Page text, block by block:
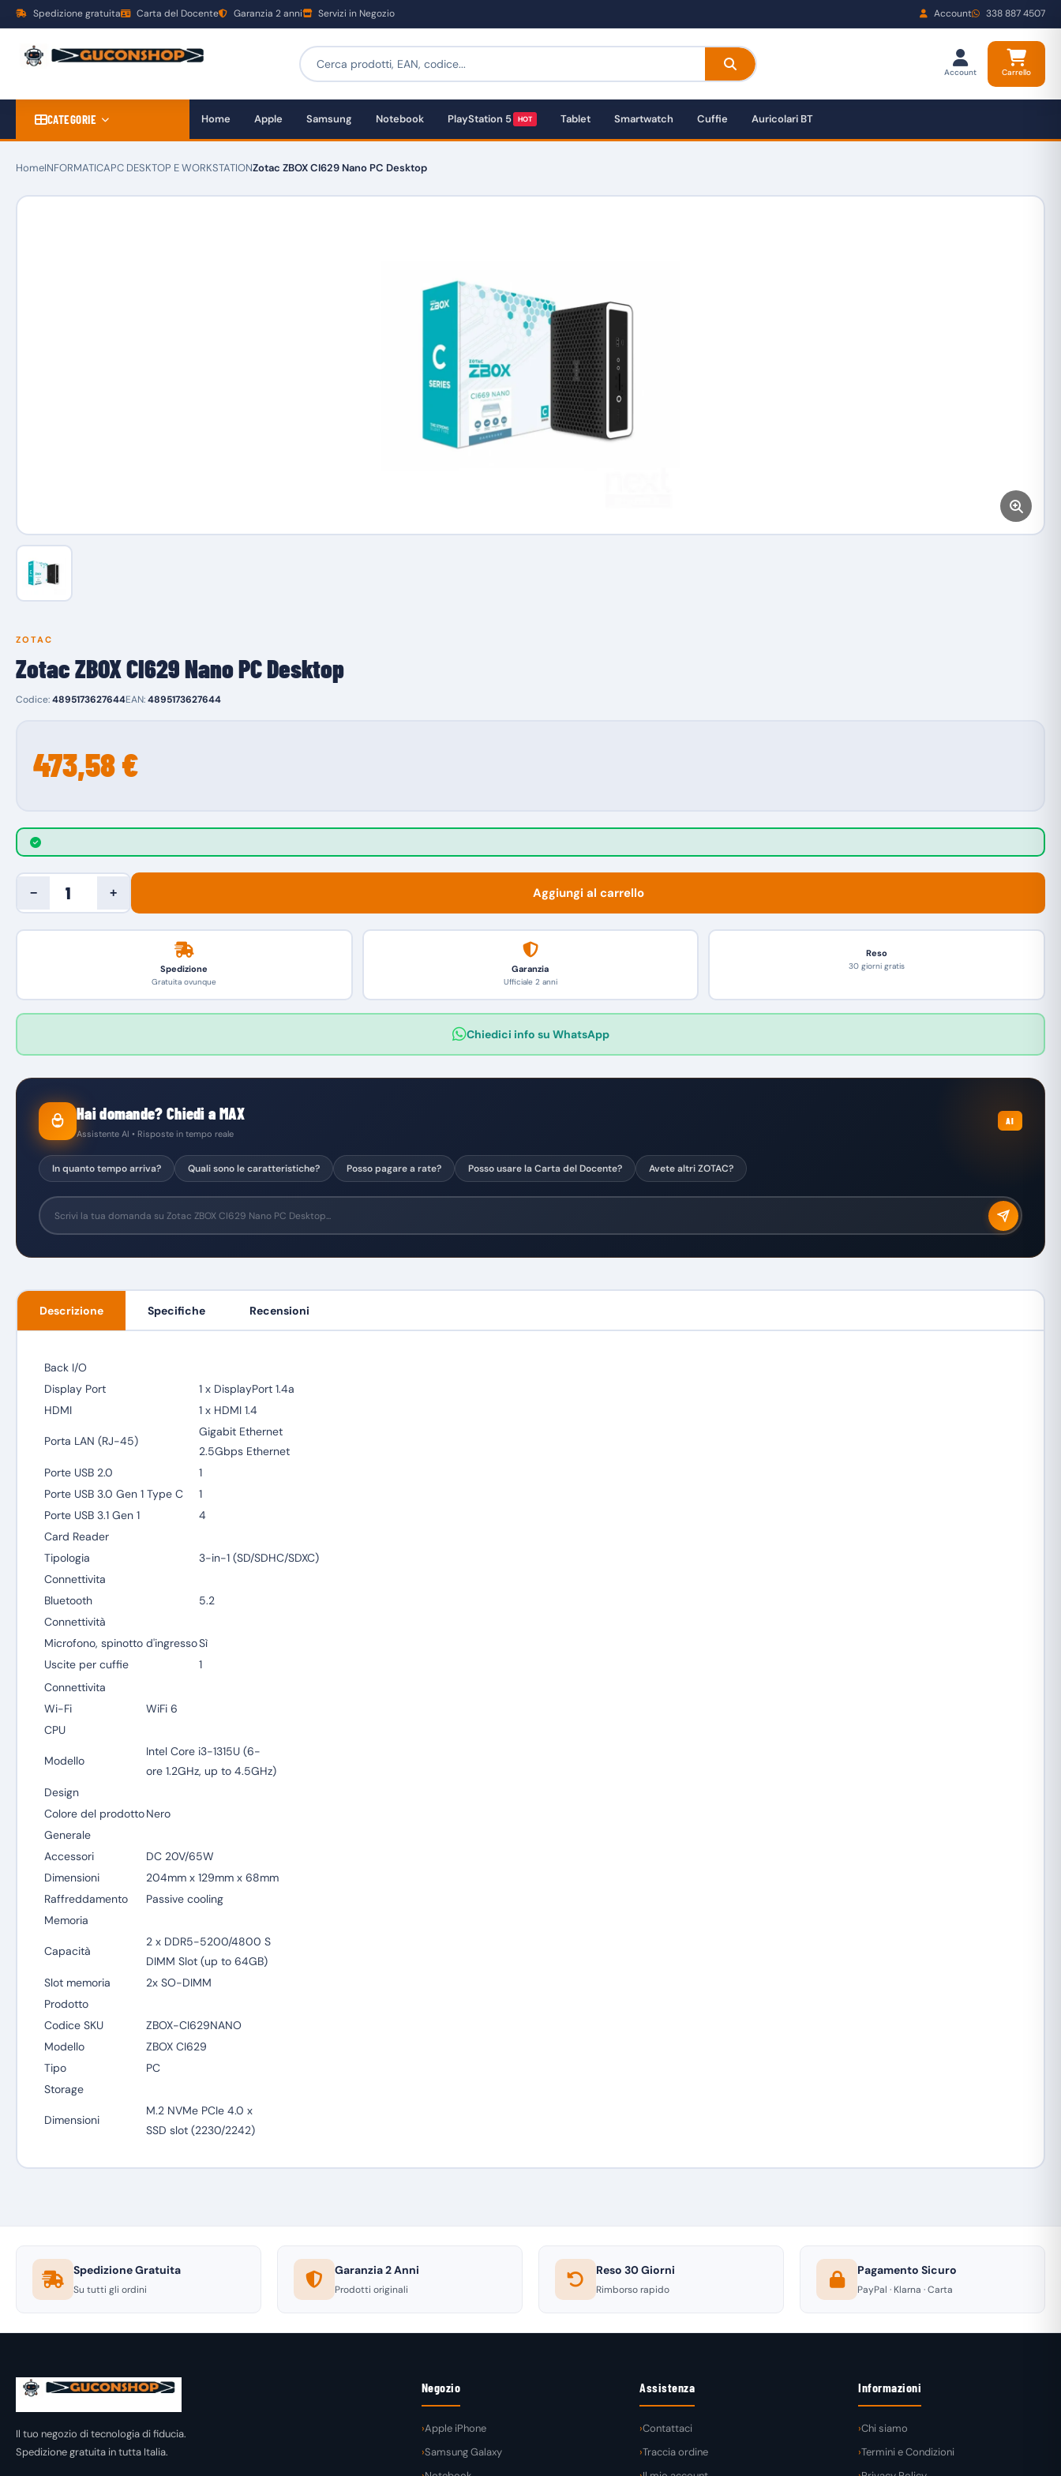
Spedizione gratuita Carta del Docente Garanzia 2 anni Servizi in Negozio Account 338 887 4507
Account Carrello
CATEGORIE Home Apple Samsung Notebook PlayStation 5 HOT Tablet Smartwatch Cuffie Auricolari BT
HomeINFORMATICAPC DESKTOP E WORKSTATIONZotac ZBOX CI629 Nano PC Desktop
ZOTAC
Zotac ZBOX CI629 Nano PC Desktop
Codice:4895173627644EAN:4895173627644
473,58 €
− + Aggiungi al carrello
Spedizione
Gratuita ovunque
Garanzia
Ufficiale 2 anni
Reso
30 giorni gratis
Chiedici info su WhatsApp
Hai domande? Chiedi a MAX
Assistente AI • Risposte in tempo reale
AI
In quanto tempo arriva? Quali sono le caratteristiche? Posso pagare a rate? Posso usare la Carta del Docente? Avete altri ZOTAC?
Descrizione Specifiche Recensioni
Back I/O
Display Port
1 x DisplayPort 1.4a
HDMI
1 x HDMI 1.4
Porta LAN (RJ-45)
Gigabit Ethernet
2.5Gbps Ethernet
Porte USB 2.0
1
Porte USB 3.0 Gen 1 Type C
1
Porte USB 3.1 Gen 1
4
Card Reader
Tipologia
3-in-1 (SD/SDHC/SDXC)
Connettivita
Bluetooth
5.2
Connettività
Microfono, spinotto d'ingressoSì
Uscite per cuffie
1
Connettivita
Wi-Fi
WiFi 6
CPU
Modello
Intel Core i3-1315U (6-
ore 1.2GHz, up to 4.5GHz)
Design
Colore del prodottoNero
Generale
Accessori
DC 20V/65W
Dimensioni
204mm x 129mm x 68mm
Raffreddamento
Passive cooling
Memoria
Capacità
2 x DDR5-5200/4800 S
DIMM Slot (up to 64GB)
Slot memoria
2x SO-DIMM
Prodotto
Codice SKU
ZBOX-CI629NANO
Modello
ZBOX CI629
Tipo
PC
Storage
Dimensioni
M.2 NVMe PCIe 4.0 x
SSD slot (2230/2242)
Spedizione Gratuita
Su tutti gli ordini
Garanzia 2 Anni
Prodotti originali
Reso 30 Giorni
Rimborso rapido
Pagamento Sicuro
PayPal · Klarna · Carta
Il tuo negozio di tecnologia di fiducia.
Spedizione gratuita in tutta Italia.
Negozio
Apple iPhone
Samsung Galaxy
Assistenza
Contattaci
Traccia ordine
Informazioni
Chi siamo
Termini e Condizioni